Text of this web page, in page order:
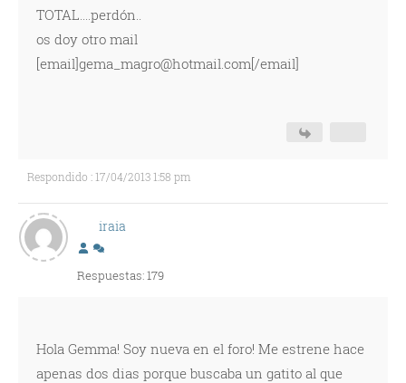
TOTAL....perdón..
os doy otro mail
[email]gema_magro@hotmail.com[/email]
Respondido : 17/04/2013 1:58 pm
iraia
Respuestas: 179
Hola Gemma! Soy nueva en el foro! Me estrene hace
apenas dos dias porque buscaba un gatito al que